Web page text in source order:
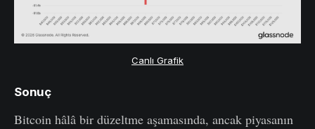
Canlı Grafik
Sonuç
Bitcoin hâlâ bir düzeltme aşamasında, ancak piyasanın